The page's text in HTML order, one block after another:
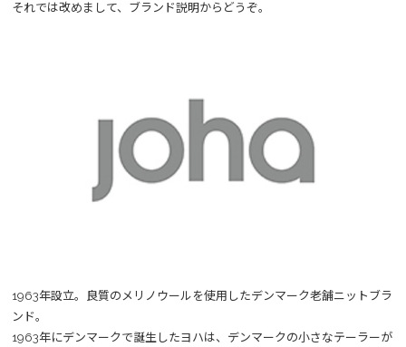
それでは改めまして、ブランド説明からどうぞ。
1963年設立。良質のメリノウールを使用したデンマーク老舗ニットブラ
ンド。
1963年にデンマークで誕生したヨハは、デンマークの小さなテーラーが